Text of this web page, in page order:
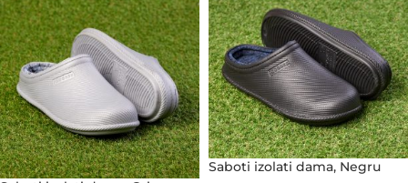
Saboti izolati dama, Negru